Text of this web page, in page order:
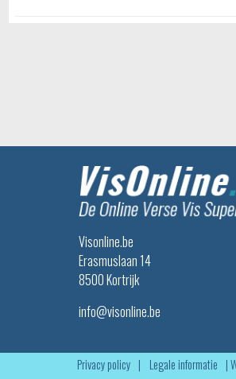
Visonline.be
Erasmuslaan 14
8500 Kortrijk
info@visonline.be
Privacy policy | Legale informatie |